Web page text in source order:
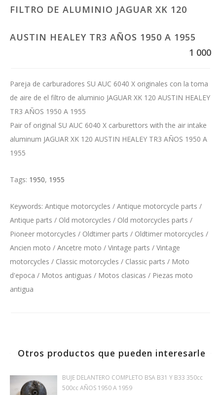
FILTRO DE ALUMINIO JAGUAR XK 120
AUSTIN HEALEY TR3 AÑOS 1950 A 1955
1 000
Pareja de carburadores SU AUC 6040 X originales con la toma
de aire de el filtro de aluminio JAGUAR XK 120 AUSTIN HEALEY
TR3 AÑOS 1950 A 1955
Pair of original SU AUC 6040 X carburettors with the air intake
aluminum JAGUAR XK 120 AUSTIN HEALEY TR3 AÑOS 1950 A
1955
Tags: 1950, 1955
Keywords: Antique motorcycles / Antique motorcycle parts /
Antique parts / Old motorcycles / Old motorcycles parts /
Pioneer motorcycles / Oldtimer parts / Oldtimer motorcycles /
Ancien moto / Ancetre moto / Vintage parts / Vintage
motorcycles / Classic motorcycles / Classic parts / Moto
d'epoca / Motos antiguas / Motos clasicas / Piezas moto
antigua
Otros productos que pueden interesarle
BUJE DELANTERO COMPLETO BSA B31 Y B33 350cc
500cc AÑOS 1950 A 1959